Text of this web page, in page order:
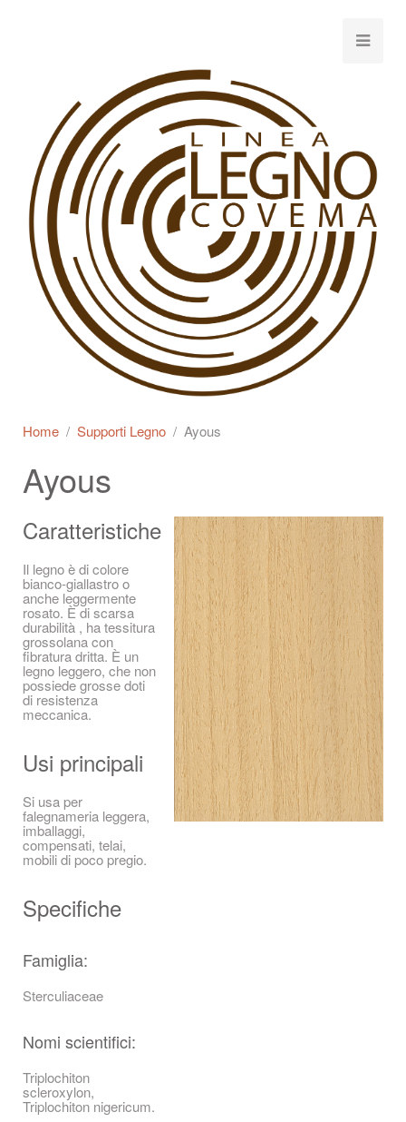
Home Supporti Legno Ayous
Ayous
Caratteristiche
Il legno è di colore
bianco-giallastro o
anche leggermente
rosato. È di scarsa
durabilità , ha tessitura
grossolana con
fibratura dritta. È un
legno leggero, che non
possiede grosse doti
di resistenza
meccanica.
Usi principali
Si usa per
falegnameria leggera,
imballaggi,
compensati, telai,
mobili di poco pregio.
Specifiche
Famiglia:
Sterculiaceae
Nomi scientifici:
Triplochiton
scleroxylon,
Triplochiton nigericum.